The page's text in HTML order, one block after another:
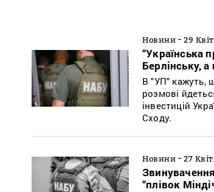
Новини - 29
“Українська
Берлінську,
В "УП" кажуть,
розмові
інвестицій
Сходу.
Новини - 27
“плівок